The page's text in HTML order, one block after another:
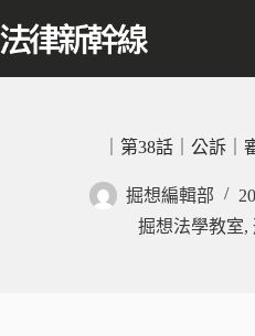
至
｜第38話｜公訴｜
掘想編輯部
掘想法學教室,